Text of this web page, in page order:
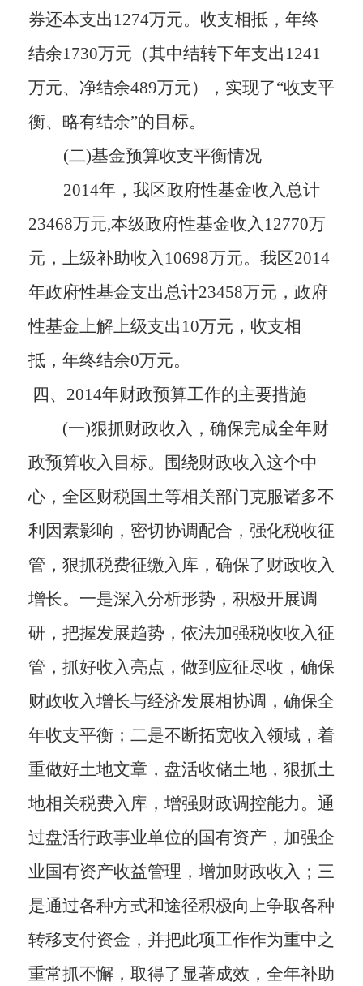
券还本支出1274万元。收支相抵，年终
结余1730万元（其中结转下年支出1241
万元、净结余489万元），实现了“收支平
衡、略有结余”的目标。
(二)基金预算收支平衡情况
2014年，我区政府性基金收入总计
23468万元,本级政府性基金收入12770万
元，上级补助收入10698万元。我区2014
年政府性基金支出总计23458万元，政府
性基金上解上级支出10万元，收支相
抵，年终结余0万元。
四、2014年财政预算工作的主要措施
(一)狠抓财政收入，确保完成全年财
政预算收入目标。
围绕财政收入这个中
心，全区财税国土等相关部门克服诸多不
利因素影响，密切协调配合，强化税收征
管，狠抓税费征缴入库，确保了财政收入
增长。 一是深入分析形势，积极开展调
研，把握发展趋势，依法加强税收收入征
管， 抓好收入亮点 ，做到应征尽收，确保
财政收入增长与经济发展相协调，确保全
年收支平衡；二是不断拓宽收入领域，着
重做好土地文章，盘活收储土地，狠抓土
地相关税费入库，增强财政调控能力。通
过盘活行政事业单位的国有资产，加强企
业国有资产收益管理，增加财政收入；三
是通过各种方式和途径积极向上争取各种
转移支付资金，并把此项工作作为重中之
重常抓不懈，取得了显著成效，全年补助